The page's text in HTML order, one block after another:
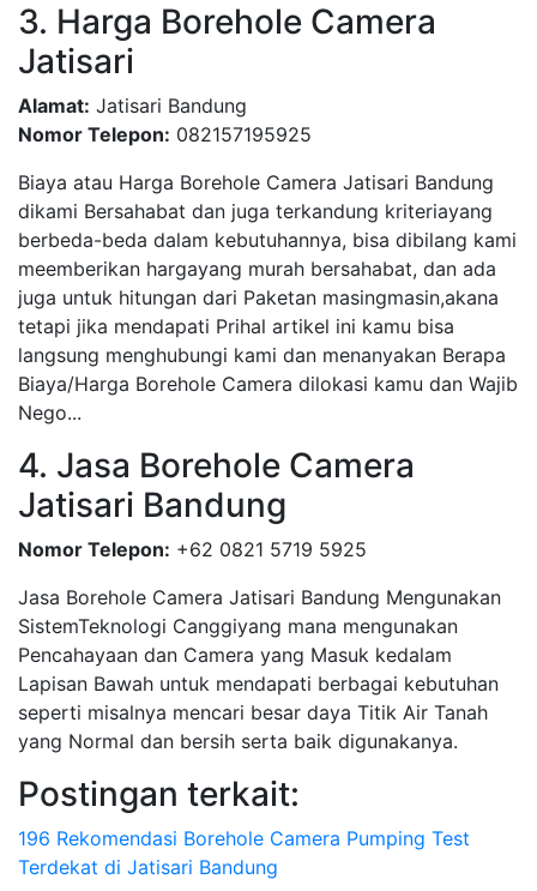
3. Harga Borehole Camera
Jatisari
Alamat: Jatisari Bandung
Nomor Telepon: 082157195925
Biaya atau Harga Borehole Camera Jatisari Bandung
dikami Bersahabat dan juga terkandung kriteriayang
berbeda-beda dalam kebutuhannya, bisa dibilang kami
meemberikan hargayang murah bersahabat, dan ada
juga untuk hitungan dari Paketan masingmasin,akana
tetapi jika mendapati Prihal artikel ini kamu bisa
langsung menghubungi kami dan menanyakan Berapa
Biaya/Harga Borehole Camera dilokasi kamu dan Wajib
Nego...
4. Jasa Borehole Camera
Jatisari Bandung
Nomor Telepon: +62 0821 5719 5925
Jasa Borehole Camera Jatisari Bandung Mengunakan
SistemTeknologi Canggiyang mana mengunakan
Pencahayaan dan Camera yang Masuk kedalam
Lapisan Bawah untuk mendapati berbagai kebutuhan
seperti misalnya mencari besar daya Titik Air Tanah
yang Normal dan bersih serta baik digunakanya.
Postingan terkait:
196 Rekomendasi Borehole Camera Pumping Test
Terdekat di Jatisari Bandung